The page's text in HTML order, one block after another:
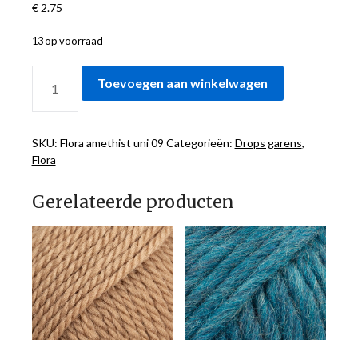
€2.75
13 op voorraad
AMETHIST
AANTAL
Toevoegen aan winkelwagen
SKU: Flora amethist uni 09 Categorieën: Drops garens,
Flora
Gerelateerde producten